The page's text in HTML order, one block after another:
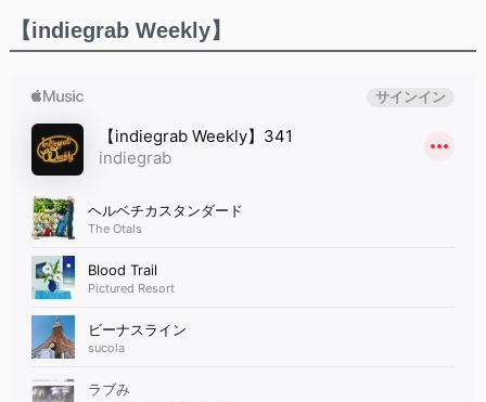
【indiegrab Weekly】